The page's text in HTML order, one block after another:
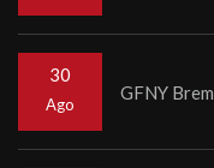
30
Ago
GFNY